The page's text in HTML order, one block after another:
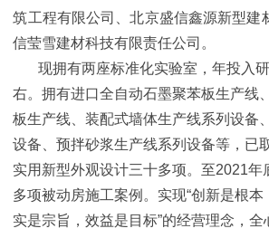
筑工程有限公司、北京盛信鑫源新型建
信莹雪建材科技有限责任公司。
现拥有两座标准化实验室，年投入研
右。拥有进口全自动石墨聚苯板生产线
板生产线、装配式墙体生产线系列设备
设备、预拌砂浆生产线系列设备等，已
实用新型外观设计三十多项。至2021年
多项被动房施工案例。实现“创新是根
实是宗旨，效益是目标”的经营理念，